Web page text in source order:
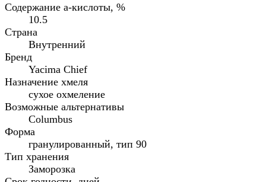
Содержание а-кислоты, %
10.5
Страна
Внутренний
Бренд
Yacima Chief
Назначение хмеля
сухое охмеление
Возможные альтернативы
Columbus
Форма
гранулированный, тип 90
Тип хранения
Заморозка